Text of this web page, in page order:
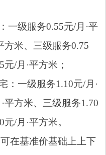
）核
由业主委员会或
物业公共服务费
业公共服务费实
物业服务企业
营性用房按非住